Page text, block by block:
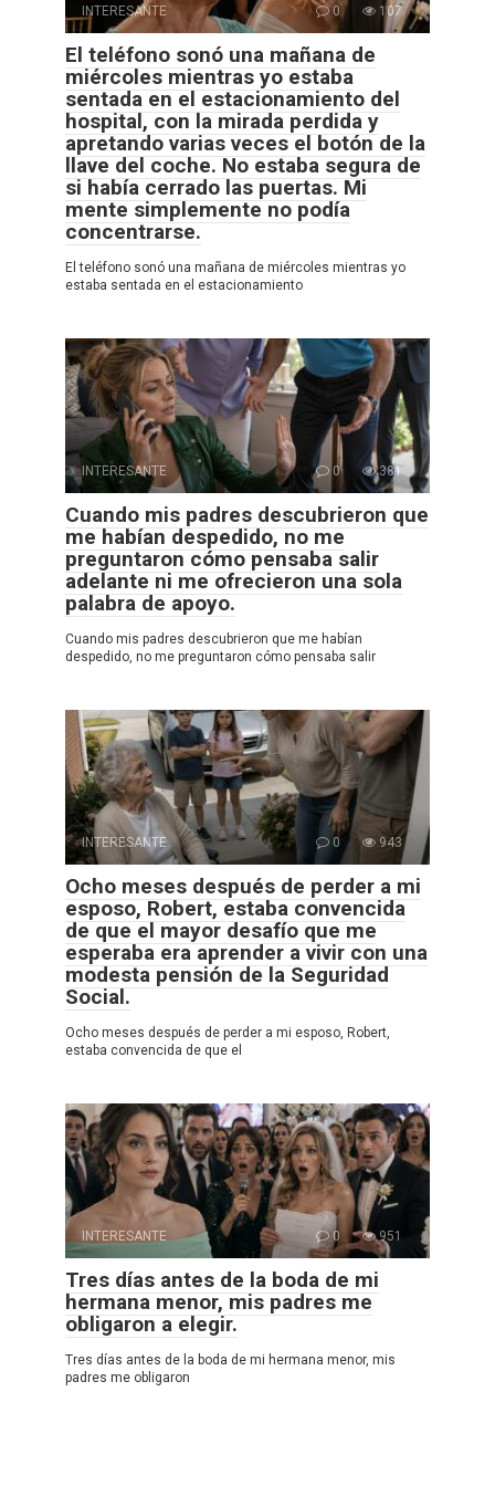
INTERESANTE 0 107
El teléfono sonó una mañana de
miércoles mientras yo estaba
sentada en el estacionamiento del
hospital, con la mirada perdida y
apretando varias veces el botón de la
llave del coche. No estaba segura de
si había cerrado las puertas. Mi
mente simplemente no podía
concentrarse.
El teléfono sonó una mañana de miércoles mientras yo
estaba sentada en el estacionamiento
INTERESANTE 0 381
Cuando mis padres descubrieron que
me habían despedido, no me
preguntaron cómo pensaba salir
adelante ni me ofrecieron una sola
palabra de apoyo.
Cuando mis padres descubrieron que me habían
despedido, no me preguntaron cómo pensaba salir
INTERESANTE 0 943
Ocho meses después de perder a mi
esposo, Robert, estaba convencida
de que el mayor desafío que me
esperaba era aprender a vivir con una
modesta pensión de la Seguridad
Social.
Ocho meses después de perder a mi esposo, Robert,
estaba convencida de que el
INTERESANTE 0 951
Tres días antes de la boda de mi
hermana menor, mis padres me
obligaron a elegir.
Tres días antes de la boda de mi hermana menor, mis
padres me obligaron